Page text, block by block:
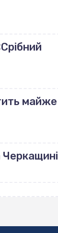
майже